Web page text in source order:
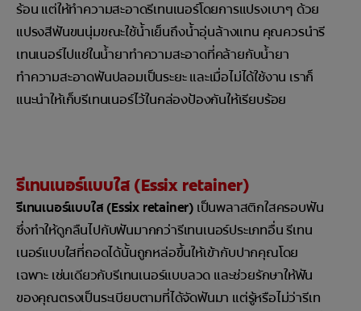
ร้อน แต่ให้ทำความสะอาดรีเทนเนอร์โดยการแปรงเบาๆ ด้วย
แปรงสีฟันขนนุ่มขณะใช้น้ำเย็นถึงน้ำอุ่นล้างแทน คุณควรนำรี
เทนเนอร์ไปแช่ในน้ำยาทำความสะอาดที่คล้ายกับน้ำยา
ทำความสะอาดฟันปลอมเป็นระยะ และเมื่อไม่ได้ใช้งาน เราก็
แนะนำให้เก็บรีเทนเนอร์ไว้ในกล่องป้องกันให้เรียบร้อย
รีเทนเนอร์แบบใส (Essix retainer)
รีเทนเนอร์แบบใส (Essix retainer) เป็นพลาสติกใสครอบฟัน
ซึ่งทำให้ดูกลืนไปกับฟันมากกว่ารีเทนเนอร์ประเภทอื่น รีเทน
เนอร์แบบใสที่ถอดได้นั้นถูกหล่อขึ้นให้เข้ากับปากคุณโดย
เฉพาะ เช่นเดียวกับรีเทนเนอร์แบบลวด และช่วยรักษาให้ฟัน
ของคุณตรงเป็นระเบียบตามที่ได้จัดฟันมา แต่รู้หรือไม่ว่ารีเท